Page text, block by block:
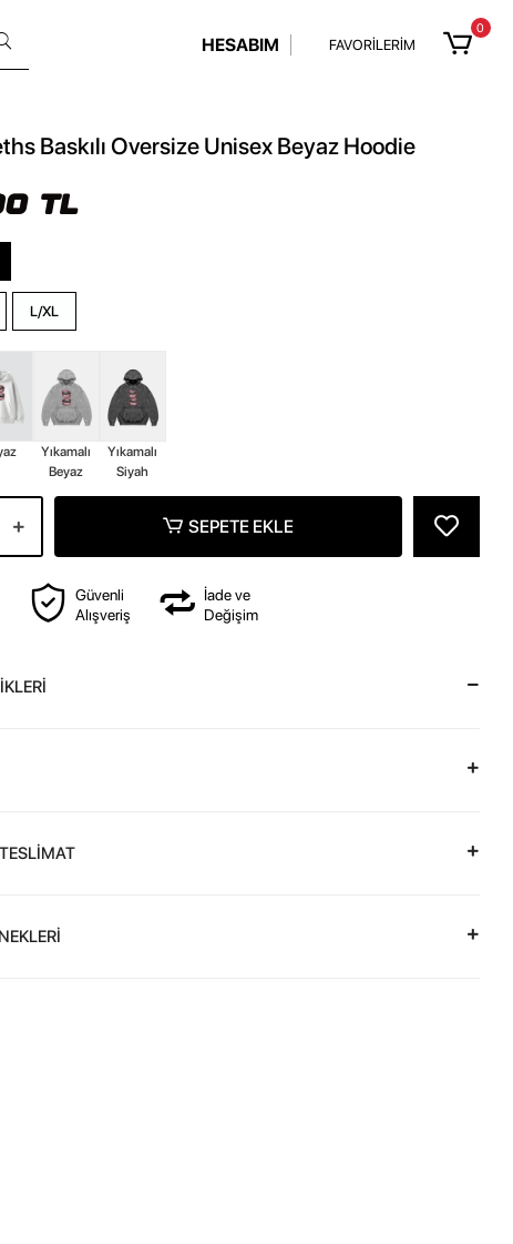
HESABIM FAVORİLERİM
0
Baskılı Oversize Unisex Beyaz Hoodie
TL
L/XL
Yıkamalı
Beyaz
Yıkamalı
Siyah
SEPETE EKLE
Güvenli
Alışveriş
İade ve
Değişim